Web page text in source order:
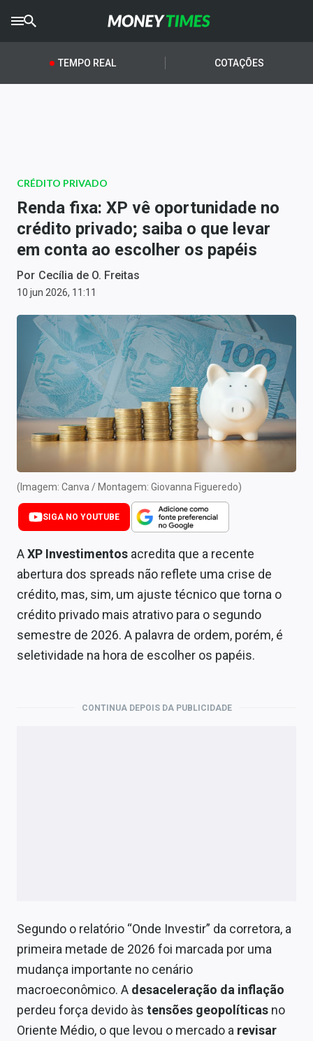
CRYPTOTIMES
AGROTIMES
Newsletters
Money Trader
Anuncie
Últimas Notícias
Newsletters
Cotações
Comprar ou vender?
Carteiras Recomendadas
Central de Dividendos
Central dos IPOs
Finanças Pessoais
Mercados
Economia
Empresas
Sobre
Expediente
Contato
TEMPO REAL COTAÇÕES
CRÉDITO PRIVADO
Renda fixa: XP vê oportunidade no
crédito privado; saiba o que levar
em conta ao escolher os papéis
Por Cecília de O. Freitas
10 jun 2026, 11:11
(Imagem: Canva / Montagem: Giovanna Figueredo)
SIGA NO YOUTUBE
AXP Investimentos acredita que a recente
abertura dos spreads não reflete uma crise de
crédito, mas, sim, um ajuste técnico que torna o
crédito privado mais atrativo para o segundo
semestre de 2026. A palavra de ordem, porém, é
seletividade na hora de escolher os papéis.
CONTINUA DEPOIS DA PUBLICIDADE
Segundo o relatório “Onde Investir” da corretora, a
primeira metade de 2026 foi marcada por uma
mudança importante no cenário
macroeconômico. A desaceleração da inflação
perdeu força devido às tensões geopolíticas no
Oriente Médio, o que levou o mercado a revisar